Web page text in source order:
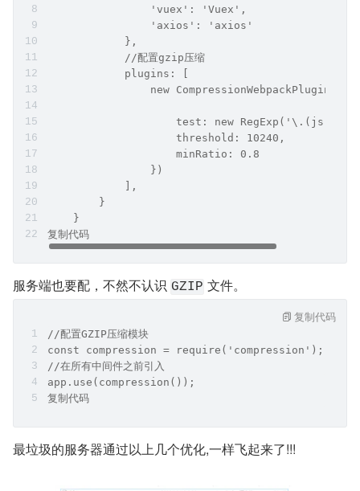
                'vuex': 'Vuex',
                'axios': 'axios'
            },
            //配置gzip压缩
            plugins: [
                new CompressionWebpackPlugin({
test: new
                    threshold: 10240,
                    minRatio: 0.8
                })
            ],
        }
    }
复制代码
服务端也要配，不然不认识 GZIP 文件。
//配置GZIP压缩模块
const compression = require('compression');
//在所有中间件之前引入
app.use(compression());
复制代码
复制代码
最垃圾的服务器通过以上几个优化,一样飞起来了!!!